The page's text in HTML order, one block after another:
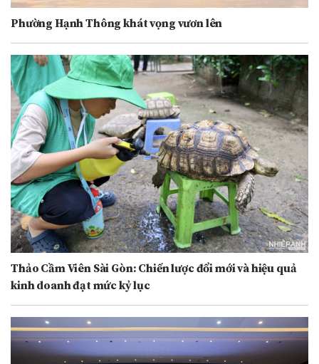
Phường Hạnh Thông khát vọng vươn lên
Thảo Cầm Viên Sài Gòn: Chiến lược đổi mới và hiệu quả
kinh doanh đạt mức kỷ lục